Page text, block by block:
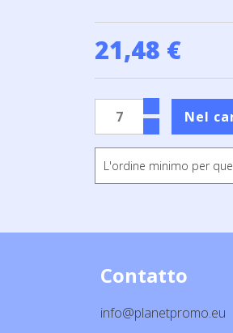
21,48 €
L'ordine minimo per
Contatto
info@planetpromo.eu